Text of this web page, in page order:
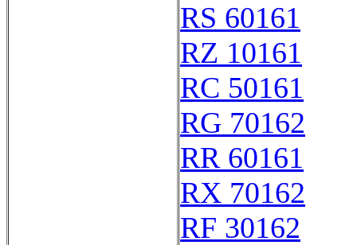
RS 60161
RZ 10161
RC 50161
RG 70162
RR 60161
RX 70162
RF 30162